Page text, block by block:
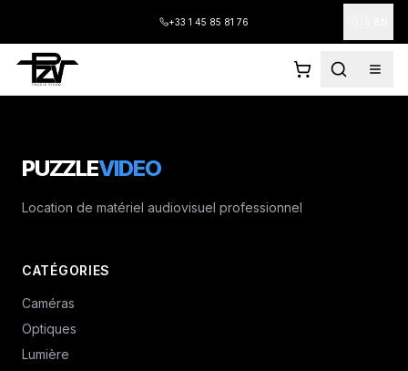
+33 1 45 85 81 76
PUZZLEVIDEO
Location de matériel audiovisuel professionnel
CATÉGORIES
Caméras
Optiques
Lumière